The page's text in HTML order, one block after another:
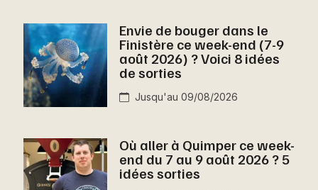
Foires & salons
Spectacles
Concerts
Soirées
Montpellier
Nantes
Nice
Strasbourg
Toulouse
Envie de bouger dans le
Finistère ce week-end (7-9
août 2026) ? Voici 8 idées
de sorties
Jusqu'au 09/08/2026
Où aller à Quimper ce week-
end du 7 au 9 août 2026 ? 5
idées sorties